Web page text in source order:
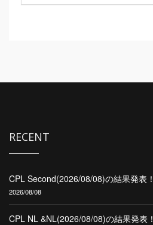
RECENT
CPL Second(2026/08/08)の結果発表！
2026/08/08
CPL NL &NL(2026/08/08)の結果発表！